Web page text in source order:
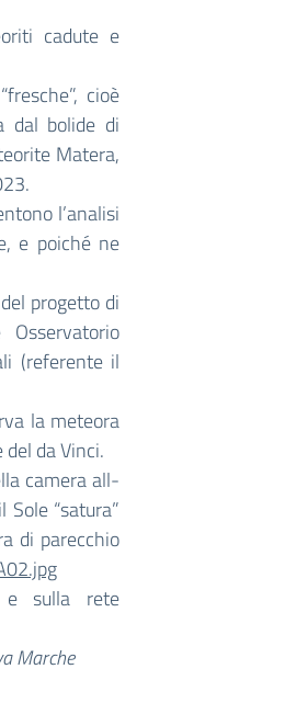
cadute e
cioè
dal bolide di
Matera,
l’analisi
e poiché ne
progetto di
(referente il
la meteora
da Vinci.
camera all-
“satura”
di parecchio
sulla rete
Marche